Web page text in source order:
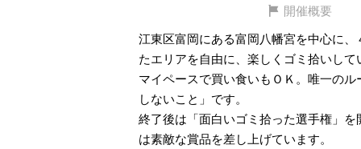
開催概要
江東区富岡にある富岡八幡宮を中心に、
たエリアを自由に、楽しくゴミ拾いして
マイペースで買い食いもＯＫ。唯一のル
しないこと」です。
終了後は「面白いゴミ拾った選手権」を
は素敵な賞品を差し上げています。